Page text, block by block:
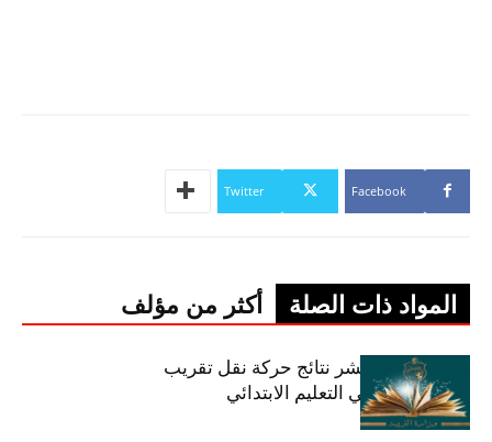
Facebook
Twitter
المواد ذات الصلة أكثر من مؤلف
وزارة التربية تنشر نتائج حركة نقل تقريب
الأزواج لمدرّسي التعليم الابتدائي